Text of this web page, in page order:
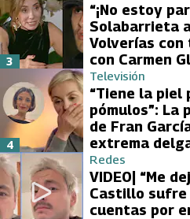
“¡No estoy
Solabarrieta
Volverías
con Carmen
3
Televisión
“Tiene la piel
pómulos”: La
de Fran
extrema
4
Redes
VIDEO| “Me
Castillo sufre
cuentas por